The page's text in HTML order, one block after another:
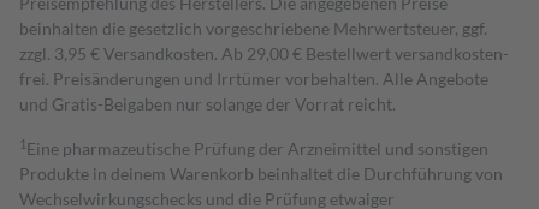
beinhalten die gesetzlich vorgeschriebene Mehrwertsteuer, ggf.
zzgl. 3,95 € Versandkosten. Ab 29,00 € Bestell­wert versand­kosten­
frei. Preisänderungen und Irrtümer vorbehalten. Alle Angebote
und Gratis-Beigaben nur solange der Vorrat reicht.
1 Eine pharmazeutische Prüfung der Arzneimittel und sonstigen
Produkte in deinem Warenkorb beinhaltet die Durchführung von
Wechselwirkungschecks und die Prüfung etwaiger